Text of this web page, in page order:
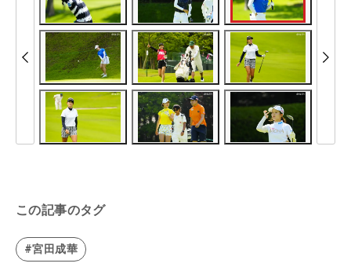
この記事のタグ
#宮田成華